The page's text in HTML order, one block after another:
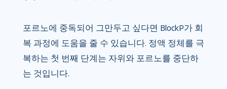
포르노에 중독되어 그만두고 싶다면 BlockP가 회
복 과정에 도움을 줄 수 있습니다. 정액 정체를 극
복하는 첫 번째 단계는 자위와 포르노를 중단하
는 것입니다.